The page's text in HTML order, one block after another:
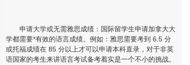
申请大学或无需雅思成绩：国际留学生申请加拿大大
学都需要*有效的语言成绩。例如：雅思需要考到 6.5 分
或托福成绩在 85 分以上才可以申请本科直录，对于非英
语国家的考生来讲语言考试备考着实是一个不小的挑战。